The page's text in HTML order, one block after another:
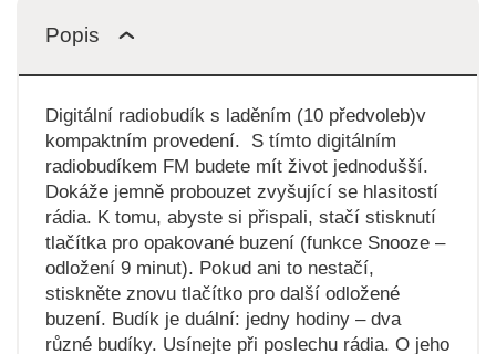
Popis
Digitální radiobudík s laděním (10 předvoleb)v
kompaktním provedení. S tímto digitálním
radiobudíkem FM budete mít život jednodušší.
Dokáže jemně probouzet zvyšující se hlasitostí
rádia. K tomu, abyste si přispali, stačí stisknutí
tlačítka pro opakované buzení (funkce Snooze –
odložení 9 minut). Pokud ani to nestačí,
stiskněte znovu tlačítko pro další odložené
buzení. Budík je duální: jedny hodiny – dva
různé budíky. Usínejte při poslechu rádia. O jeho